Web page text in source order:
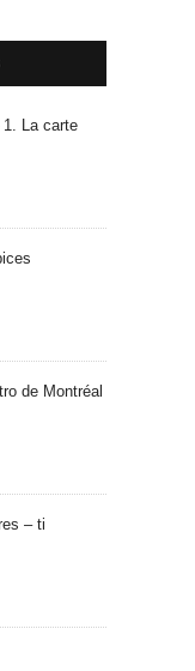
La carte
de Montréal
– ti